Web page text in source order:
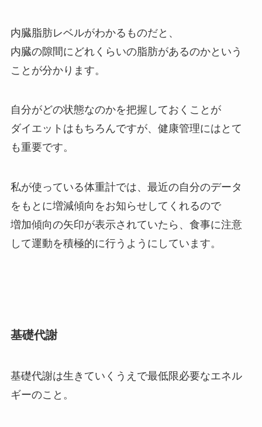
内臓脂肪レベルがわかるものだと、
内臓の隙間にどれくらいの脂肪があるのかという
ことが分かります。
自分がどの状態なのかを把握しておくことが
ダイエットはもちろんですが、健康管理にはとて
も重要です。
私が使っている体重計では、最近の自分のデータ
をもとに増減傾向をお知らせしてくれるので
増加傾向の矢印が表示されていたら、食事に注意
して運動を積極的に行うようにしています。
基礎代謝
基礎代謝は生きていくうえで最低限必要なエネル
ギーのこと。